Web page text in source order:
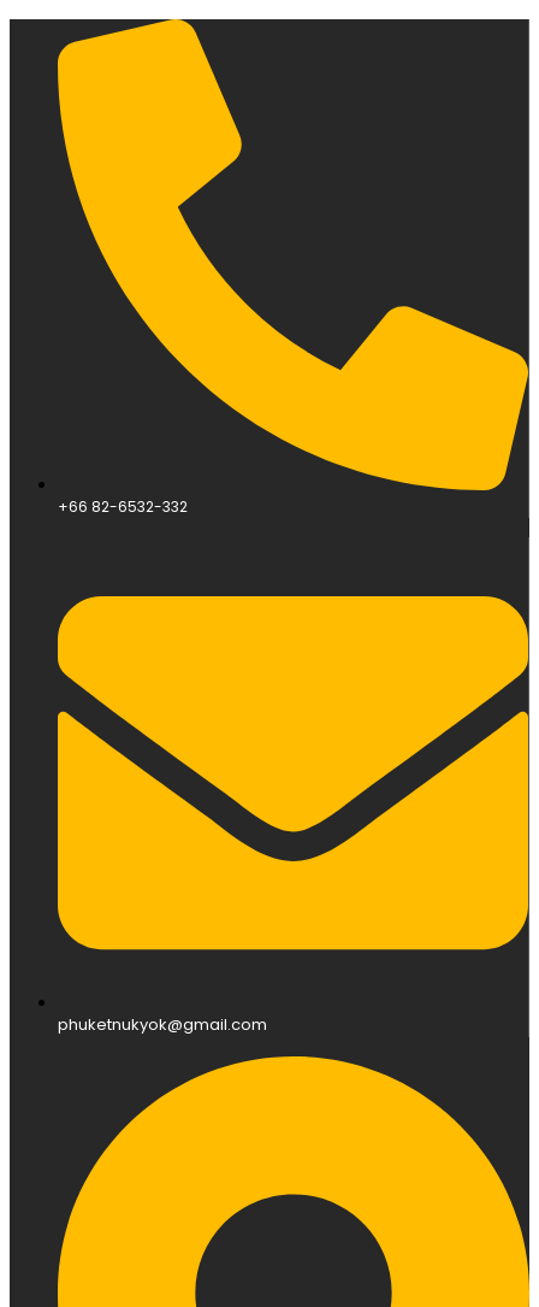
+66 82-6532-332
phuketnukyok@gmail.com